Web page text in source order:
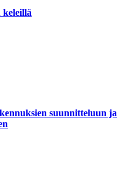
keleillä
suunnitteluun ja